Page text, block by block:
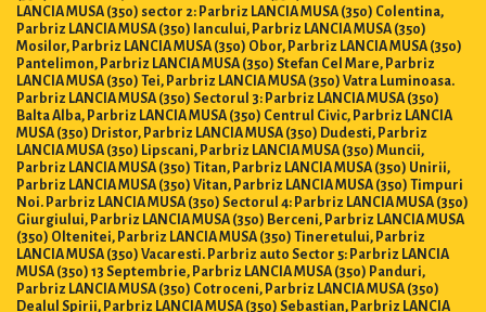
LANCIA MUSA (350) sector 2: Parbriz LANCIA MUSA (350) Colentina,
Parbriz LANCIA MUSA (350) Iancului, Parbriz LANCIA MUSA (350)
Mosilor, Parbriz LANCIA MUSA (350) Obor, Parbriz LANCIA MUSA (350)
Pantelimon, Parbriz LANCIA MUSA (350) Stefan Cel Mare, Parbriz
LANCIA MUSA (350) Tei, Parbriz LANCIA MUSA (350) Vatra Luminoasa.
Parbriz LANCIA MUSA (350) Sectorul 3: Parbriz LANCIA MUSA (350)
Balta Alba, Parbriz LANCIA MUSA (350) Centrul Civic, Parbriz LANCIA
MUSA (350) Dristor, Parbriz LANCIA MUSA (350) Dudesti, Parbriz
LANCIA MUSA (350) Lipscani, Parbriz LANCIA MUSA (350) Muncii,
Parbriz LANCIA MUSA (350) Titan, Parbriz LANCIA MUSA (350) Unirii,
Parbriz LANCIA MUSA (350) Vitan, Parbriz LANCIA MUSA (350) Timpuri
Noi. Parbriz LANCIA MUSA (350) Sectorul 4: Parbriz LANCIA MUSA (350)
Giurgiului, Parbriz LANCIA MUSA (350) Berceni, Parbriz LANCIA MUSA
(350) Oltenitei, Parbriz LANCIA MUSA (350) Tineretului, Parbriz
LANCIA MUSA (350) Vacaresti. Parbriz auto Sector 5: Parbriz LANCIA
MUSA (350) 13 Septembrie, Parbriz LANCIA MUSA (350) Panduri,
Parbriz LANCIA MUSA (350) Cotroceni, Parbriz LANCIA MUSA (350)
Dealul Spirii, Parbriz LANCIA MUSA (350) Sebastian, Parbriz LANCIA